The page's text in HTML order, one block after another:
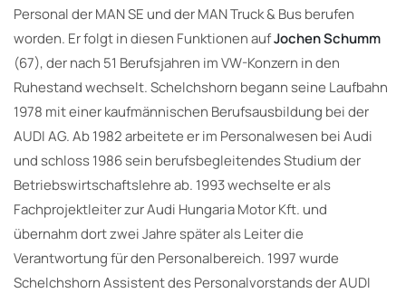
Personal der MAN SE und der MAN Truck & Bus berufen
worden. Er folgt in diesen Funktionen aufJochen Schumm
(67), der nach 51 Berufsjahren im VW-Konzern in den
Ruhestand wechselt. Schelchshorn begann seine Laufbahn
1978 mit einer kaufmännischen Berufsausbildung bei der
AUDI AG. Ab 1982 arbeitete er im Personalwesen bei Audi
und schloss 1986 sein berufsbegleitendes Studium der
Betriebswirtschaftslehre ab. 1993 wechselte er als
Fachprojektleiter zur Audi Hungaria Motor Kft. und
übernahm dort zwei Jahre später als Leiter die
Verantwortung für den Personalbereich. 1997 wurde
Schelchshorn Assistent des Personalvorstands der AUDI